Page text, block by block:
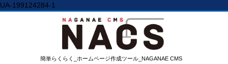
UA-199124284-1
簡単らくらく_ホームページ作成ツール_NAGANAE CMS